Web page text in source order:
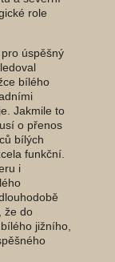
role
úspěšný
bílého
Jakmile to
o přenos
bílých
funkční.
i
že do
jižního,